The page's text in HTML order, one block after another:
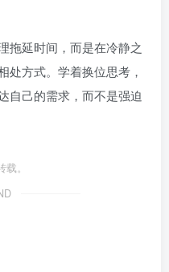
延时间，而是在冷静之
处方式。学着换位思考，
自己的需求，而不是强迫
。